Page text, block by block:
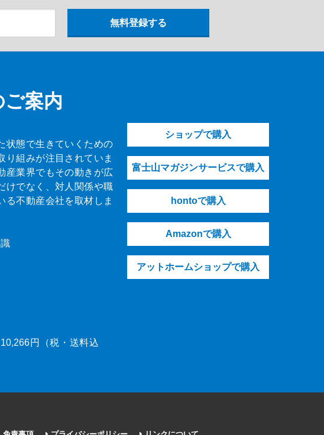
案内
状態で生きていくための
り組みが注目されていま
産業界でもその動きが広
けでなく、対人関係や職
る不動産会社を取材しま
円（税・送料込
ショップで購入
富士山マガジンサービスで購入
hontoで購入
Amazonで購入
アットホームショップで購入